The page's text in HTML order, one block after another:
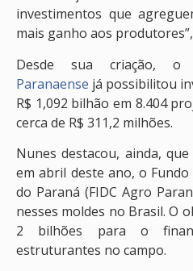
investimentos que
mais ganho aos
Desde sua criação, o
Paranaense já possibilitou
R$ 1,092 bilhão em 8.404
cerca de R$ 311,2 milhões.
Nunes destacou, ainda,
em abril deste ano, o
do Paraná (FIDC Agro
nesses moldes no Brasil. O
2 bilhões para o
estruturantes no campo.